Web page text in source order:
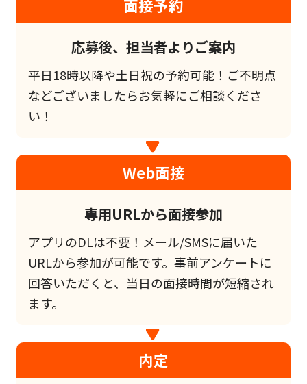
面接予約
応募後、担当者よりご案内
平日18時以降や土日祝の予約可能！ご不明点
などございましたらお気軽にご相談くださ
い！
Web面接
専用URLから面接参加
アプリのDLは不要！メール/SMSに届いた
URLから参加が可能です。事前アンケートに
回答いただくと、当日の面接時間が短縮され
ます。
内定